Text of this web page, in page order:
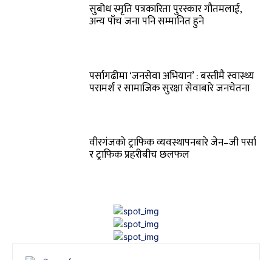
सुबोध स्मृति पत्रकारिता पुरस्कार गौतमलाई,
अन्य पाँच जना पनि सम्मानित हुने
पर्सागढीमा ‘जनसेवा अभियान’ : बस्तीमै स्वास्थ्य
परामर्श र सामाजिक सुरक्षा सेवाबारे जनचेतना
वीरगंजकाे ट्राफिक व्यवस्थापनबारे जेन–जी पर्सा
र ट्राफिक प्रहरीबीच छलफल